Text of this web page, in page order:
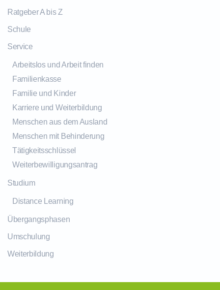
Ratgeber A bis Z
Schule
Service
Arbeitslos und Arbeit finden
Familienkasse
Familie und Kinder
Karriere und Weiterbildung
Menschen aus dem Ausland
Menschen mit Behinderung
Tätigkeitsschlüssel
Weiterbewilligungsantrag
Studium
Distance Learning
Übergangsphasen
Umschulung
Weiterbildung